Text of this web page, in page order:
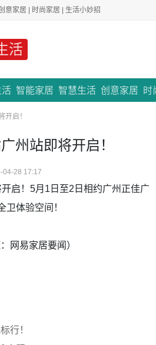
意家居 | 时尚家居 | 生活小妙招
活
活 智能家居 智慧生活 创意家居 时
开启！
州站即将开启！
28 17:17
启！5月1日至2日相约广州正佳广
卫体验空间！
网易家居要闻）
行！